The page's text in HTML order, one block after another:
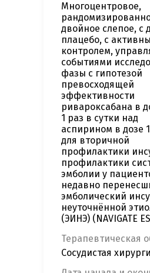
Многоцентровое,
двойное слепое, с
плацебо, с
контролем,
событиями
фазы с гипотезой
превосходящей
эффективности
ривароксабана в
1 раз в сутки над
аспирином в дозе
для вторичной
профилактики
профилактики
эмболии у
недавно
эмболический
неуточнённой
(ЭИНЭ) (NAVIGATE
Терапевтическая
Сосудистая